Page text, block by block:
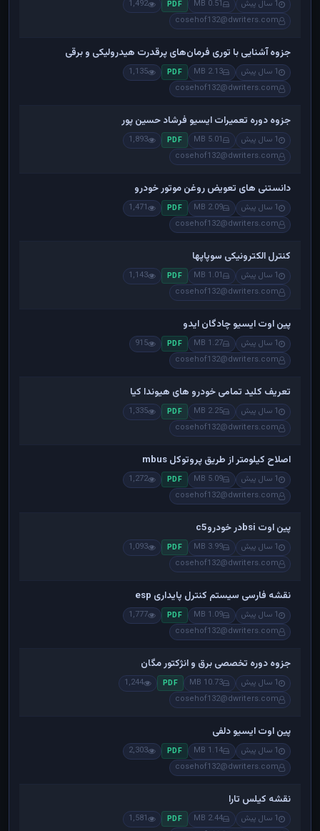
1 سال پیش 0.51 MB
PDF
1,492
cosehof132@dwriters.com
جزوه آشنایی با توری فرمان‌های پرقدرت هیدرولیکی و برقی
1 سال پیش 2.13 MB
PDF
1,135
cosehof132@dwriters.com
جزوه دوره تعمیرات ایسیو فرشاد حسین پور
1 سال پیش 5.01 MB
PDF
1,893
cosehof132@dwriters.com
دانستنی های تعویض روغن موتور خودرو
1 سال پیش 2.09 MB
PDF
1,471
cosehof132@dwriters.com
کنترل الکترونیکی سوپاپها
1 سال پیش 1.01 MB
PDF
1,143
cosehof132@dwriters.com
پین اوت ایسیو چادگان ایدو
1 سال پیش 1.27 MB
PDF
915
cosehof132@dwriters.com
تعریف کلید تمامی خودرو های هیوندا کیا
1 سال پیش 2.25 MB
PDF
1,335
cosehof132@dwriters.com
اصلاح کیلومتر از طریق پروتوکل mbus
1 سال پیش 5.09 MB
PDF
1,272
cosehof132@dwriters.com
پین اوت bsiدر خودروc5
1 سال پیش 3.99 MB
PDF
1,093
cosehof132@dwriters.com
نقشه فارسی سیستم کنترل پایداری esp
1 سال پیش 1.09 MB
PDF
1,777
cosehof132@dwriters.com
جزوه دوره تخصصی برق و انژکتور مگان
1 سال پیش 10.73 MB
PDF
1,244
cosehof132@dwriters.com
پین اوت ایسیو دلفی
1 سال پیش 1.14 MB
PDF
2,303
cosehof132@dwriters.com
نقشه کیلس تارا
1 سال پیش 2.44 MB
PDF
1,581